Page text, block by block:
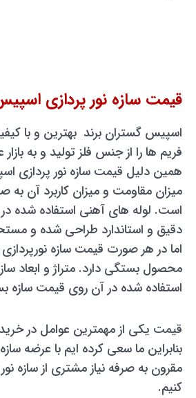
قیمت سازه نور پردازی
اسپیس گستران برند بهترین و با
فریم ها را از جنس فلز تولید و به
همین دلیل قیمت سازه نور پردازی
میزان مقاومت و میزان کاربرد آن به
است. لوله های آهنی استفاده شده
دقیق و استاندارد طراحی شده و
اما در هر صورت قیمت سازه
محصول بستگی دارد. متراژ و ابعاد
استفاده شده در آن روی قیمت سازه
قیمت یکی از مهمترین عوامل در
بنابراین ما سعی کرده ایم با عرضه
مقرون به صرفه نیاز مشتری از سازه
کنیم.